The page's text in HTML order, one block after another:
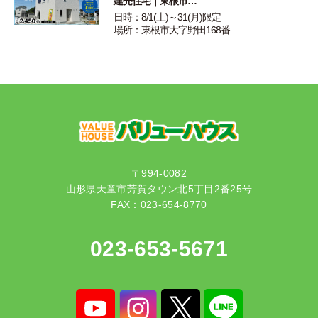
日時：8/1(土)～31(月)限定
場所：東根市大字野田168番…
〒994-0082
山形県天童市芳賀タウン北5丁目2番25号
FAX：023-654-8770
023-653-5671